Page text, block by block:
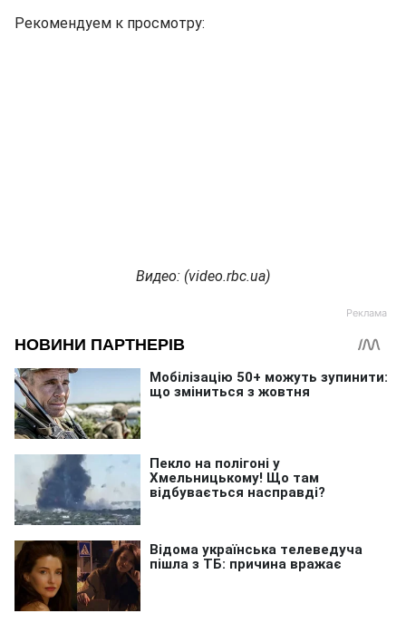
Рекомендуем к просмотру:
Видео: (video.rbc.ua)